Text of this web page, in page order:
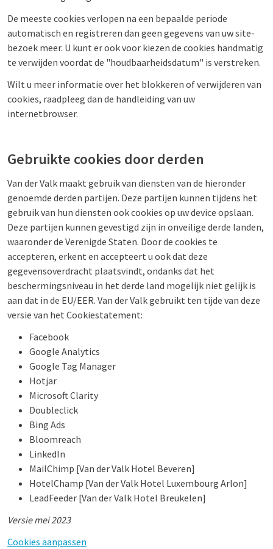
De meeste cookies verlopen na een bepaalde periode
automatisch en registreren dan geen gegevens van uw site-
bezoek meer. U kunt er ook voor kiezen de cookies handmatig
te verwijden voordat de "houdbaarheidsdatum" is verstreken.
Wilt u meer informatie over het blokkeren of verwijderen van
cookies, raadpleeg dan de handleiding van uw
internetbrowser.
Gebruikte cookies door derden
Van der Valk maakt gebruik van diensten van de hieronder
genoemde derden partijen. Deze partijen kunnen tijdens het
gebruik van hun diensten ook cookies op uw device opslaan.
Deze partijen kunnen gevestigd zijn in onveilige derde landen,
waaronder de Verenigde Staten. Door de cookies te
accepteren, erkent en accepteert u ook dat deze
gegevensoverdracht plaatsvindt, ondanks dat het
beschermingsniveau in het derde land mogelijk niet gelijk is
aan dat in de EU/EER. Van der Valk gebruikt ten tijde van deze
versie van het Cookiestatement:
Facebook
Google Analytics
Google Tag Manager
Hotjar
Microsoft Clarity
Doubleclick
Bing Ads
Bloomreach
LinkedIn
MailChimp [Van der Valk Hotel Beveren]
HotelChamp [Van der Valk Hotel Luxembourg Arlon]
LeadFeeder [Van der Valk Hotel Breukelen]
Versie mei 2023
Cookies aanpassen